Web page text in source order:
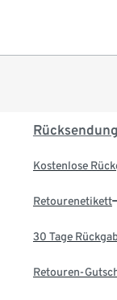
Kostenlose
Retourenetikett
30 Tage
Retouren-